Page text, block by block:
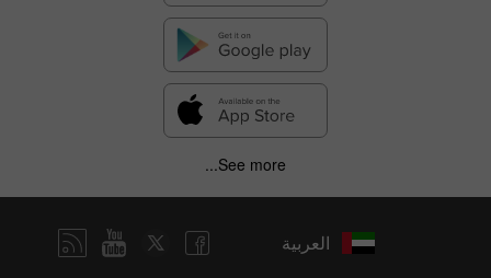
See more...
العربية